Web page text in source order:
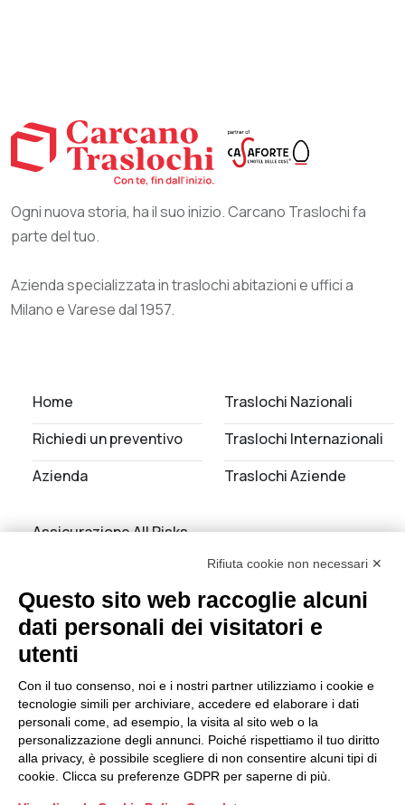
Ogni nuova storia, ha il suo inizio. Carcano Traslochi fa
parte del tuo.
Azienda specializzata in traslochi abitazioni e uffici a
Milano e Varese dal 1957.
Home
Richiedi un preventivo
Azienda
Traslochi Nazionali
Traslochi Internazionali
Traslochi Aziende
Assicurazione All Risks
Servizi di deposito
Sede operativa Varese: Via
Laurana 12, 21100 Varese
Privacy Policy
Rifiuta cookie non necessari ✕
Questo sito web raccoglie alcuni
dati personali dei visitatori e
utenti
Con il tuo consenso, noi e i nostri partner utilizziamo i cookie e
tecnologie simili per archiviare, accedere ed elaborare i dati
personali come, ad esempio, la visita al sito web o la
personalizzazione degli annunci. Poiché rispettiamo il tuo diritto
alla privacy, è possibile scegliere di non consentire alcuni tipi di
cookie. Clicca su preferenze GDPR per saperne di più.